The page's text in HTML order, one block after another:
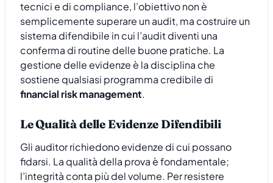
tecnici e di compliance, l’obiettivo non è
semplicemente superare un audit, ma costruire un
sistema difendibile in cui l’audit diventi una
conferma di routine delle buone pratiche. La
gestione delle evidenze è la disciplina che
sostiene qualsiasi programma credibile di
financial risk management.
Le Qualità delle Evidenze Difendibili
Gli auditor richiedono evidenze di cui possano
fidarsi. La qualità della prova è fondamentale;
l’integrità conta più del volume. Per resistere